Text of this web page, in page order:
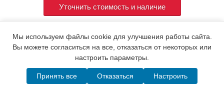
Уточнить стоимость и наличие
Артикул 714120-22630
© 2015. Все права защищены.Мотор-Юг
Написать в MAX Telegram WhatsApp Позвонить
Мы используем файлы cookie для улучшения работы сайта.
Вы можете согласиться на все, отказаться от некоторых или
настроить параметры.
Принять все Отказаться Настроить